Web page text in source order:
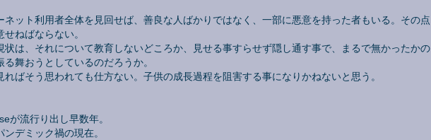
ネット利用者全体を見回せば、善良な人ばかりではなく、一部に悪意を持った者もいる。その点
せねばならない。
状は、それについて教育しないどころか、見せる事すらせず隠し通す事で、まるで無かったかの
る舞おうとしているのだろうか。
ればそう思われても仕方ない。子供の成長過程を阻害する事になりかねないと思う。
が流行り出し早数年。
ンデミック禍の現在。